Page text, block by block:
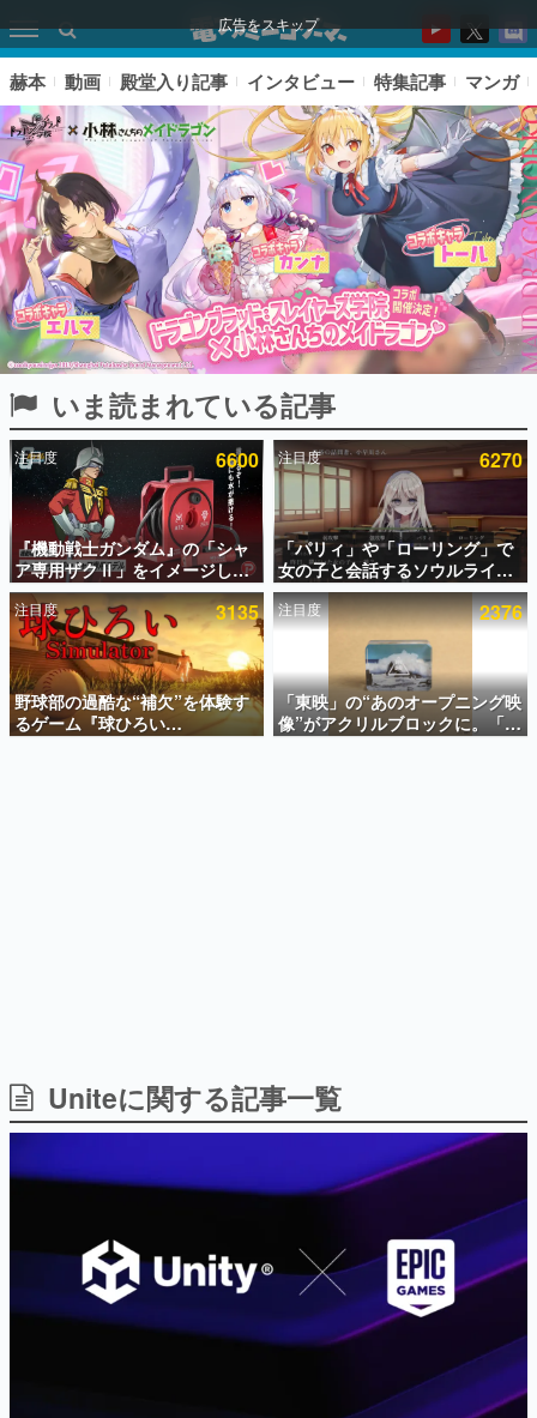
広告をスキップ
ピックアップ
電ファミのいま読まれている記事ランキング
アプリセール情報
インタビュー
連載・特集一覧
殿堂入り記事
SNS拡散数が数千以上！ ページビュー数万以上！ などな
ど。多くの人々に読まれた、電ファミ渾身の“殿堂入り”記
事をまとめました。
日本のコンテンツ産業やカルチャーに与えた影響を探る企
画です。
日本のモバイルゲーム史における主要なトピック・タイト
ルを網羅するほか、開発者へのインタビューや識者による
若ゲのいたり〜ゲームクリエイターの青春〜
『うつヌケ』『ペンと箸』等で知られるマンガ家・田中圭
一先生によるゲーム業界レポートマンガです。
なんでゲームは面白い？
ゲーム開発者・hamatsu氏がゲームの魅力を画面や操作の
具体的な形から解き明かしていく、硬派で骨太な評論連載
赫本 動画 殿堂入り記事 インタビュー 特集記事 マンガ
いま読まれている記事
注目度 6600
『機動戦士ガンダム』の「シャ
ア専用ザクⅡ」をイメージした
散水ホースリールが予約開始。
本体にはシャアのパーソナルマ
ークやジオン公国軍のエンブレ
ム、型式番号などを配置
注目度 6270
「パリィ」や「ローリング」で
女の子と会話するソウルライク
恋愛ゲーム『小早川さんはソウ
ルライク』無料公開。返事に失
敗すると「YOU DIED」
注目度 3135
野球部の過酷な“補欠”を体験す
るゲーム『球ひろい
Simulator』が「1件」のウィッ
注目度 2376
「東映」の“あのオープニング映
像”がアクリルブロックに。「東
映ヒストリカル グッズコレクシ
Uniteに関する記事一覧